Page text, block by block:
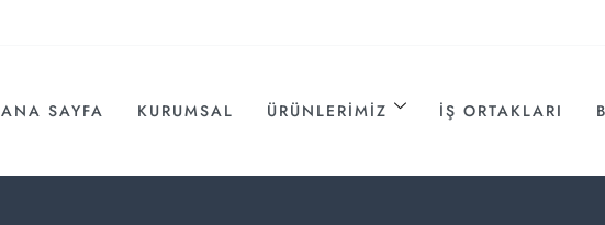
ANA SAYFA KURUMSAL ÜRÜNLERIMIZ İŞ ORTAKLARI